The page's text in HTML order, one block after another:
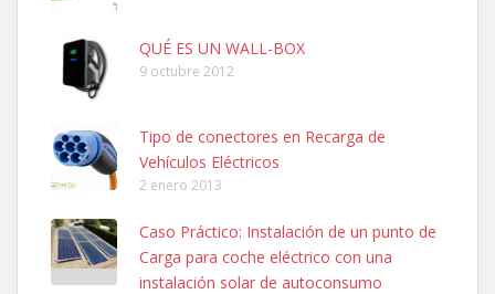
QUÉ ES UN WALL-BOX
9 octubre 2012
Tipo de conectores en Recarga de
Vehículos Eléctricos
2 enero 2013
Caso Práctico: Instalación de un punto de
Carga para coche eléctrico con una
instalación solar de autoconsumo